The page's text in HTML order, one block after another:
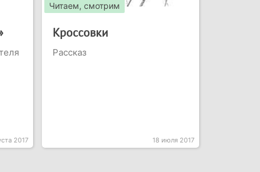
2017
Читаем, смотрим
Кроссовки
Рассказ
18 июля 2017